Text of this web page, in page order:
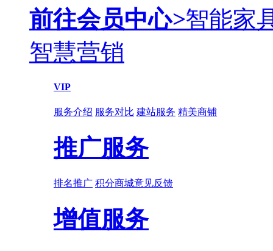
前往会员中心>智能家
智慧营销
VIP
服务介绍 服务对比 建站服务 精美商铺
推广服务
排名推广 积分商城意见反馈
增值服务